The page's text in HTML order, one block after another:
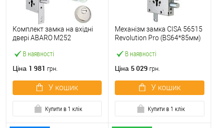
В наявності
Комплект замка на вхідні
двері ABARO M252
B100, протектором і
Ціна 1 981 грн.
У кошик
Купити в 1 клік
В наявності
Механізм замка CISA 56515
Revolution Pro (BS64*85мм)
торцевої планки
Ціна 5 029 грн.
У кошик
Купити в 1 клік